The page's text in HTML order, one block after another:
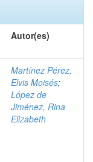
Autor(es)
Martínez Pérez,
Elvis Moisés;
López de
Jiménez, Rina
Elizabeth